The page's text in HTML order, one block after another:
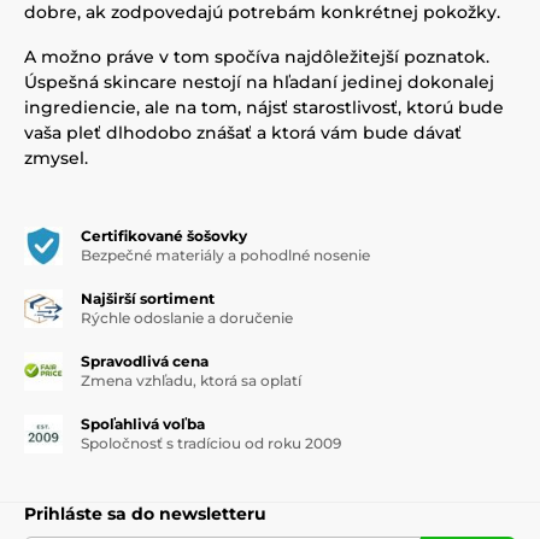
dobre, ak zodpovedajú potrebám konkrétnej pokožky.
A možno práve v tom spočíva najdôležitejší poznatok.
Úspešná skincare nestojí na hľadaní jedinej dokonalej
ingrediencie, ale na tom, nájsť starostlivosť, ktorú bude
vaša pleť dlhodobo znášať a ktorá vám bude dávať
zmysel.
Certifikované šošovky
Bezpečné materiály a pohodlné nosenie
Najširší sortiment
Rýchle odoslanie a doručenie
Spravodlivá cena
Zmena vzhľadu, ktorá sa oplatí
Spoľahlivá voľba
Spoločnosť s tradíciou od roku 2009
Prihláste sa do newsletteru